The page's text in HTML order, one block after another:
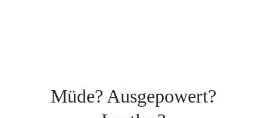
Müde? Ausgepowert?